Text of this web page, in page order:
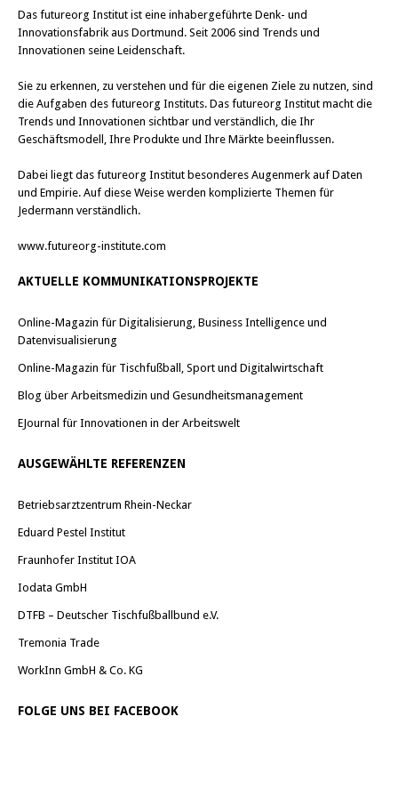
d
i
n
n
e
m
F
e
n
s
t
g
e
f
e
i
n
n
e
m
F
e
n
s
t
g
e
f
e
Das futureorg Institut ist eine inhabergeführte Denk- und
Innovationsfabrik aus Dortmund. Seit 2006 sind Trends und
Innovationen seine Leidenschaft.
Sie zu erkennen, zu verstehen und für die eigenen Ziele zu nutzen, sind
die Aufgaben des futureorg Instituts. Das futureorg Institut macht die
Trends und Innovationen sichtbar und verständlich, die Ihr
Geschäftsmodell, Ihre Produkte und Ihre Märkte beeinflussen.
Dabei liegt das futureorg Institut besonderes Augenmerk auf Daten
und Empirie. Auf diese Weise werden komplizierte Themen für
Jedermann verständlich.
www.futureorg-institute.com
AKTUELLE KOMMUNIKATIONSPROJEKTE
Online-Magazin für Digitalisierung, Business Intelligence und
Datenvisualisierung
Online-Magazin für Tischfußball, Sport und Digitalwirtschaft
Blog über Arbeitsmedizin und Gesundheitsmanagement
EJournal für Innovationen in der Arbeitswelt
AUSGEWÄHLTE REFERENZEN
Betriebsarztzentrum Rhein-Neckar
Eduard Pestel Institut
Fraunhofer Institut IOA
Iodata GmbH
DTFB – Deutscher Tischfußballbund e.V.
Tremonia Trade
WorkInn GmbH & Co. KG
FOLGE UNS BEI FACEBOOK